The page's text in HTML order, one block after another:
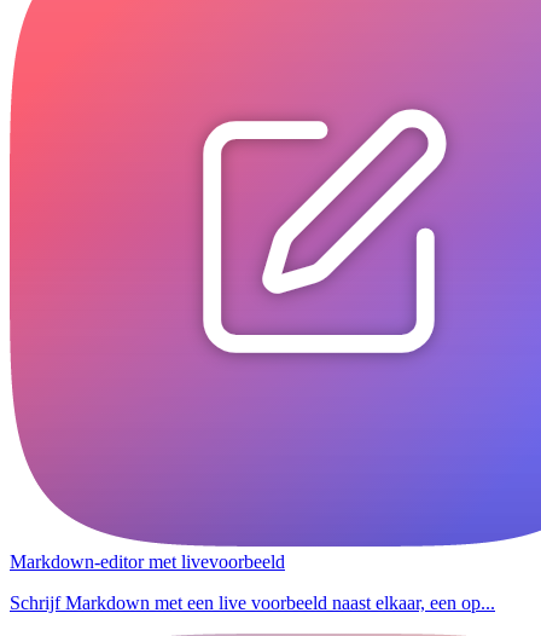
Markdown-editor met livevoorbeeld
Schrijf Markdown met een live voorbeeld naast elkaar, een op...